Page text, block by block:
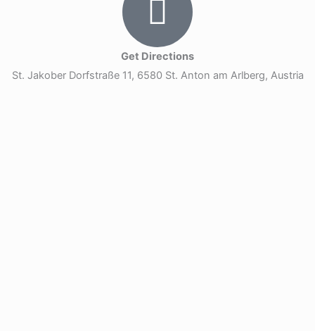
Get Directions
St. Jakober Dorfstraße 11, 6580 St. Anton am Arlberg, Austria